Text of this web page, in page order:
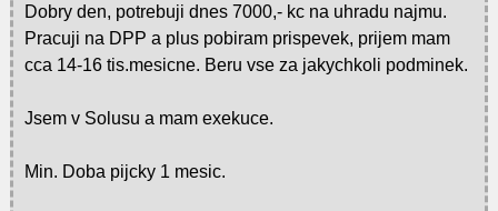
Dobry den, potrebuji dnes 7000,- kc na uhradu najmu.
Pracuji na DPP a plus pobiram prispevek, prijem mam
cca 14-16 tis.mesicne. Beru vse za jakychkoli podminek.
Jsem v Solusu a mam exekuce.
Min. Doba pijcky 1 mesic.